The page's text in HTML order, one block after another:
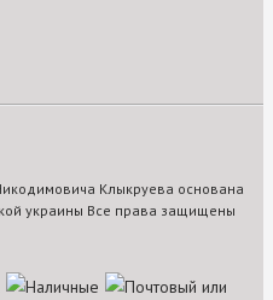
Клыкруева основана
украины Все права защищены